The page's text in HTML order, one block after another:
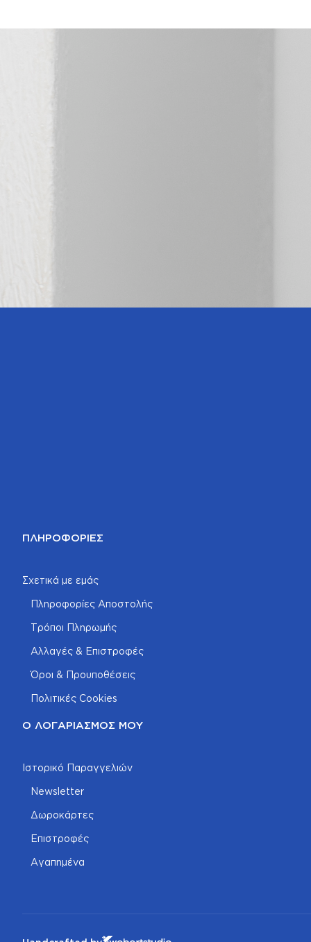
07411-
07607-
ΠΛΗΡΟΦΟΡΊΕΣ
Σχετικά με εμάς
Πληροφορίες Αποστολής
Τρόποι Πληρωμής
Αλλαγές & Επιστροφές
Όροι & Προυποθέσεις
Πολιτικές Cookies
Ο ΛΟΓΑΡΙΑΣΜΌΣ ΜΟΥ
Ιστορικό Παραγγελιών
Newsletter
Δωροκάρτες
Επιστροφές
Αγαπημένα